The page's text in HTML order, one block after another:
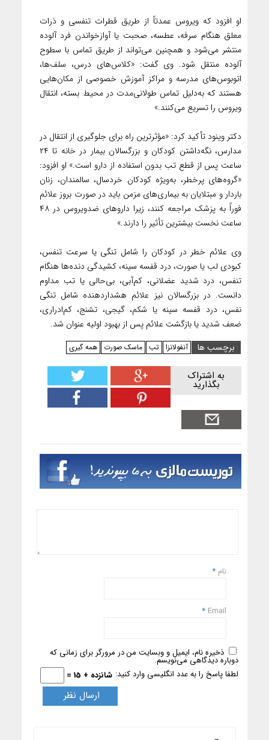
او افزود که ویروس عمدتاً از طریق قطرات تنفسی و ذرات
معلق هنگام سرفه، عطسه، صحبت یا آوازخواندن فرد آلوده
منتشر می‌شود و همچنین می‌تواند از طریق تماس با سطوح
آلوده منتقل شود. وی گفت: «کلاس‌های درس، سلف‌ها،
اتوبوس‌های مدرسه و مراکز آموزش خصوصی از مکان‌هایی
هستند که به‌دلیل تماس طولانی‌مدت در محیط بسته، انتقال
ویروس را تسریع می‌کنند.»
دکتر وینود تأکید کرد: «مؤثرترین راه برای جلوگیری از انتقال در
مدارس، نگه‌داشتن کودکان و بزرگسالان بیمار در خانه تا ۲۴
ساعت پس از قطع تب بدون استفاده از دارو است.» او افزود:
«گروه‌های پرخطر، به‌ویژه کودکان خردسال، سالمندان، زنان
باردار و مبتلایان به بیماری‌های مزمن باید در صورت بروز علائم
فوراً به پزشک مراجعه کنند، زیرا داروهای ضدویروس در ۴۸
ساعت نخست بیشترین تأثیر را دارند.»
وی علائم خطر در کودکان را شامل تنگی یا سرعت تنفس،
کبودی لب یا صورت، درد قفسه سینه، کشیدگی دنده‌ها هنگام
تنفس، درد شدید عضلانی، کم‌آبی، بی‌حالی یا تب مداوم
دانست. در بزرگسالان نیز علائم هشداردهنده شامل تنگی
نفس، درد قفسه سینه یا شکم، گیجی، تشنج، کم‌ادراری،
ضعف شدید یا بازگشت علائم پس از بهبود اولیه عنوان شد.
برچسب ها
آنفولانزا تب ماسک صورت همه گیری
به اشتراک
بگذارید
نام *
Email
*
ذخیره نام، ایمیل و وبسایت من در مرورگر برای زمانی که
دوباره دیدگاهی می‌نویسم.
لطفا پاسخ را به عدد انگلیسی وارد کنید: شانزده + 15 =